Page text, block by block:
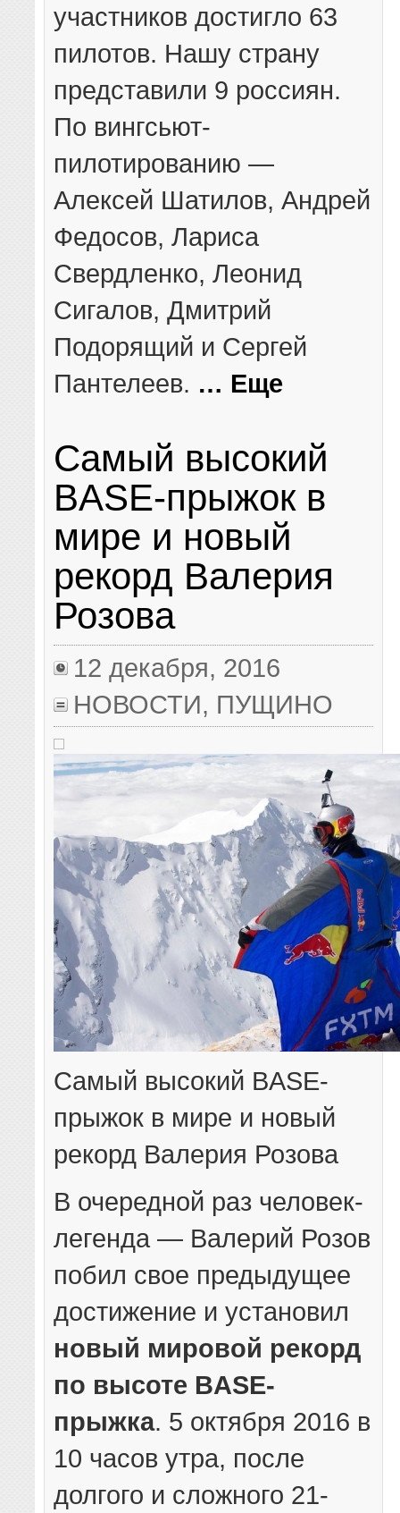
участников достигло 63
пилотов. Нашу страну
представили 9 россиян.
По вингсьют-
пилотированию —
Алексей Шатилов, Андрей
Федосов, Лариса
Свердленко, Леонид
Сигалов, Дмитрий
Подорящий и Сергей
Пантелеев. … Еще
Самый высокий
BASE-прыжок в
мире и новый
рекорд Валерия
Розова
12 декабря, 2016
НОВОСТИ, ПУЩИНО
Самый высокий BASE-
прыжок в мире и новый
рекорд Валерия Розова
В очередной раз человек-
легенда — Валерий Розов
побил свое предыдущее
достижение и установил
новый мировой рекорд
по высоте BASE-
прыжка. 5 октября 2016 в
10 часов утра, после
долгого и сложного 21-